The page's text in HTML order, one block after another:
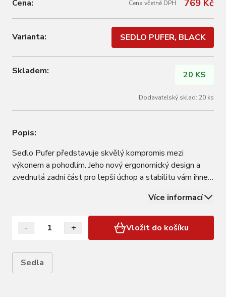
Cena: Cena včetně DPH 769 Kč
Varianta: SEDLO PUFER, BLACK
Skladem: 20 KS
Dodavatelský sklad: 20 ks
Popis:
Sedlo Pufer představuje skvělý kompromis mezi
výkonem a pohodlím. Jeho nový ergonomický design a
zvednutá zadní část pro lepší úchop a stabilitu vám ihned
oceli a pěnu s ideální hustotou, která z vaší jízdy dělá
potěšení. Nové sedlo Pufer…
Více informací
- + Vložit do košíku
Sedla